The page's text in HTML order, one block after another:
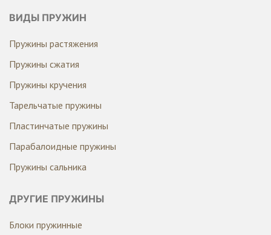
ВИДЫ ПРУЖИН
Пружины растяжения
Пружины сжатия
Пружины кручения
Тарельчатые пружины
Пластинчатые пружины
Парабалоидные пружины
Пружины сальника
ДРУГИЕ ПРУЖИНЫ
Блоки пружинные